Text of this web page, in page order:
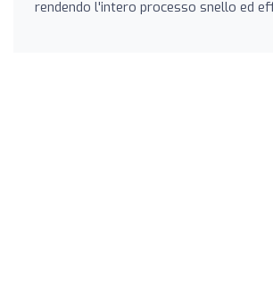
rendendo l'intero processo snello ed